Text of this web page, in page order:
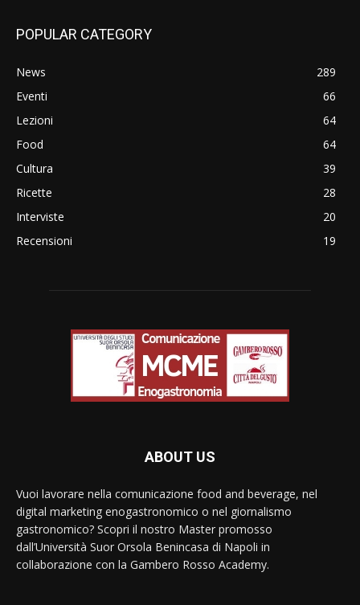
POPULAR CATEGORY
News
289
Eventi
66
Lezioni
64
Food
64
Cultura
39
Ricette
28
Interviste
20
Recensioni
19
ABOUT US
Vuoi lavorare nella comunicazione food and beverage, nel
digital marketing enogastronomico o nel giornalismo
gastronomico? Scopri il nostro Master promosso
dall’Università Suor Orsola Benincasa di Napoli in
collaborazione con la Gambero Rosso Academy.